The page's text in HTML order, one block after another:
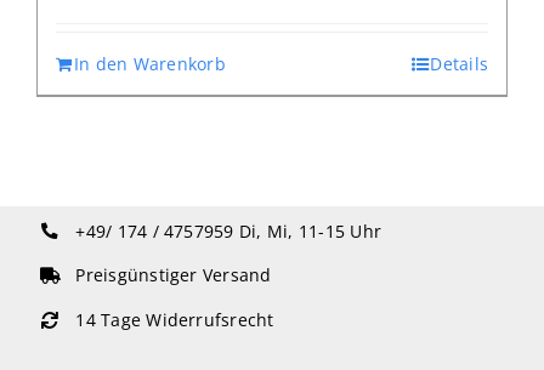
In den Warenkorb Details
+49/ 174 / 4757959 Di, Mi, 11-15 Uhr
Preisgünstiger Versand
14 Tage Widerrufsrecht